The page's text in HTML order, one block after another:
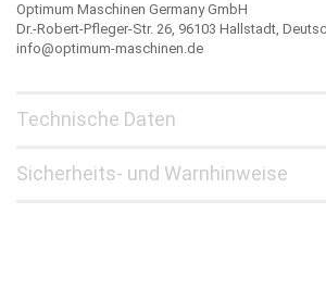
Optimum Maschinen Germany GmbH
Dr.-Robert-Pfleger-Str. 26, 96103 Hallstadt,
info@optimum-maschinen.de
Technische Daten
Sicherheits- und Warnhinweise